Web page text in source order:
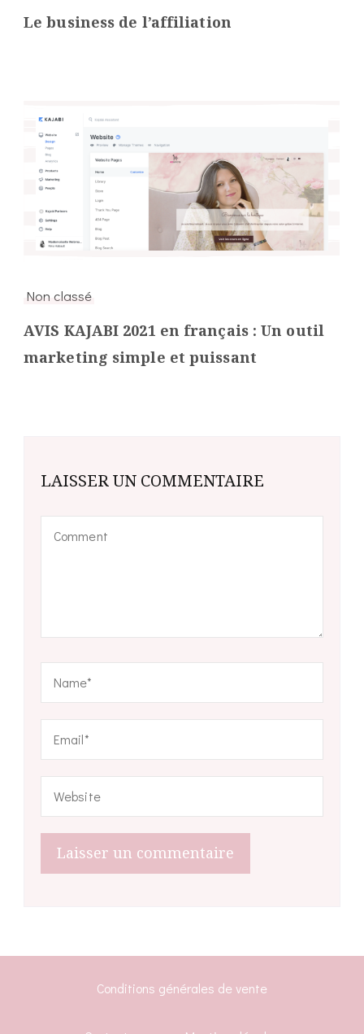
Le business de l’affiliation
Non classé
AVIS KAJABI 2021 en français : Un outil
marketing simple et puissant
LAISSER UN COMMENTAIRE
Conditions générales de vente